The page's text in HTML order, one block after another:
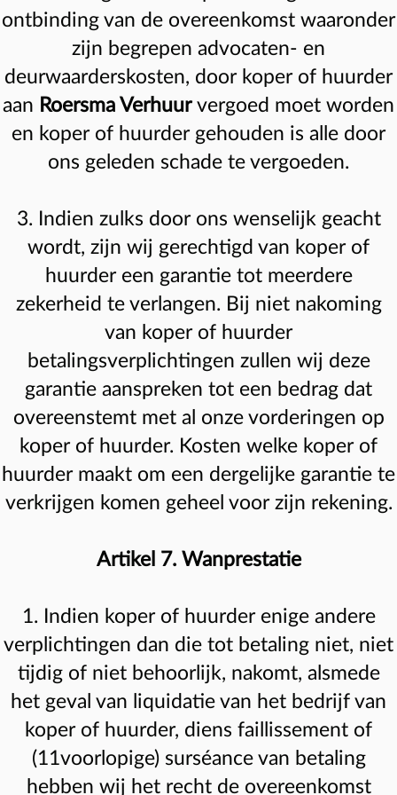
ontbinding van de overeenkomst waaronder
zijn begrepen advocaten- en
deurwaarderskosten, door koper of huurder
aan Roersma Verhuurvergoed moet worden
en koper of huurder gehouden is alle door
ons geleden schade te vergoeden.
3. Indien zulks door ons wenselijk geacht
wordt, zijn wij gerechtigd van koper of
huurder een garantie tot meerdere
zekerheid te verlangen. Bij niet nakoming
van koper of huurder
betalingsverplichtingen zullen wij deze
garantie aanspreken tot een bedrag dat
overeenstemt met al onze vorderingen op
koper of huurder. Kosten welke koper of
huurder maakt om een dergelijke garantie te
verkrijgen komen geheel voor zijn rekening.
Artikel 7. Wanprestatie
1. Indien koper of huurder enige andere
verplichtingen dan die tot betaling niet, niet
tijdig of niet behoorlijk, nakomt, alsmede
het geval van liquidatie van het bedrijf van
koper of huurder, diens faillissement of
(11voorlopige) surséance van betaling
hebben wij het recht de overeenkomst